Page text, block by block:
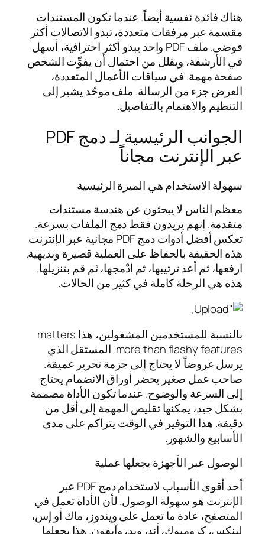
هناك فائدة نفسية أيضاً. عندما تكون المستندات
مقسمة عبر مرفقات متعددة، تبدو الاتصالات أكثر
فوضى. ملف PDF واحد يبدو أكثر احترافية، أسهل
في الأرشفة، ويقلل من احتمال أن يفوِّت الشخص
صفحة مهمة. في سياقات الأعمال المتعددة،
العرض جزء من الرسالة. ملف موحّد يشير إلى
التنظيم والاهتمام بالتفاصيل.
الجوانب الرئيسية لـ دمج PDF
عبر الإنترنت مجاناً
سهولة الاستخدام هي الميزة الرئيسية
معظم الناس لا يبحثون عن هندسة مستندات
متقدمة. إنهم يريدون فقط دمج الملفات بسرعة.
تعكس أفضل أدوات دمج PDF مجانية عبر الإنترنت
هذه الحقيقة بالحفاظ على العملية قصيرة وبديهية.
ارفعها، ثم أعد ترتيبها، ثم ادْمجها، ثم قم بتنزيلها.
هذه هي الرحلة كاملة في كثير من الحالات.
بالنسبة للمستخدمين المشغولين، هذا matters
more than flashy features. المستقل الذي
يرسل عروضاً لا يحتاج إلى حزمة تحرير عميقة.
صاحب عمل صغير يحضر أوراق الانضمام يحتاج
إلى السرعة والوضوح. عندما تكون الأداة مصممة
بشكل جيد، يمكنها تقليص المهمة إلى أقل من
دقيقة. هذا التوفير في الوقت يتراكم على مدى
الأسابيع والشهور.
الوصول عبر الأجهزة يجعلها عملية
أحد أقوى الأسباب لاستخدام دمج PDF عبر
الإنترنت هو سهولة الوصول. لأن الأداة تعمل في
المتصفح، عادة ما تعمل على ويندوز، ماك أو إس،
لينكس، كرومبوك، أندرويد، وآيفون. هذا يجعلها